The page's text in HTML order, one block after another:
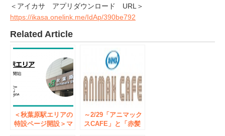
＜アイカサ アプリダウンロード URL＞
https://ikasa.onelink.me/IdAp/390be792
Related Article
＜秋葉原駅エリアの
特設ページ開設＞マ
～2/29「アニマック
スCAFE」と「赤髪